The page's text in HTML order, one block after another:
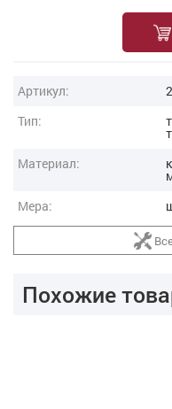
Артикул:
Тип:
Материал:
Мера:
Похожие